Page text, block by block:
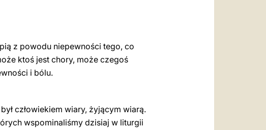
z powodu niepewności tego, co
ktoś jest chory, może czegoś
i bólu.
człowiekiem wiary, żyjącym wiarą.
wspominaliśmy dzisiaj w liturgii